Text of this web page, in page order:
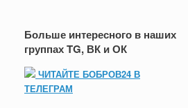
Больше интересного в наших
группах TG, ВК и ОК
ЧИТАЙТЕ БОБРОВ24 В
ТЕЛЕГРАМ